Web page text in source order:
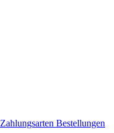
Zahlungsarten Bestellungen